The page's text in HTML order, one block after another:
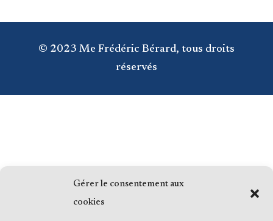
Gérer le consentement aux
cookies
© 2023 Me Frédéric Bérard, tous droits
réservés